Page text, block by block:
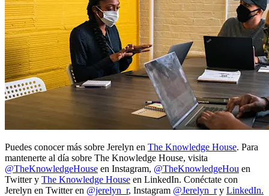
Puedes conocer más sobre Jerelyn en The Knowledge House. Para
mantenerte al día sobre The Knowledge House, visita
@TheKnowledgeHouse en Instagram, @TheKnowledgeHou en
Twitter y The Knowledge House en LinkedIn. Conéctate con
Jerelyn en Twitter en @jerelyn_r, Instagram @Jerelyn_ry LinkedIn.